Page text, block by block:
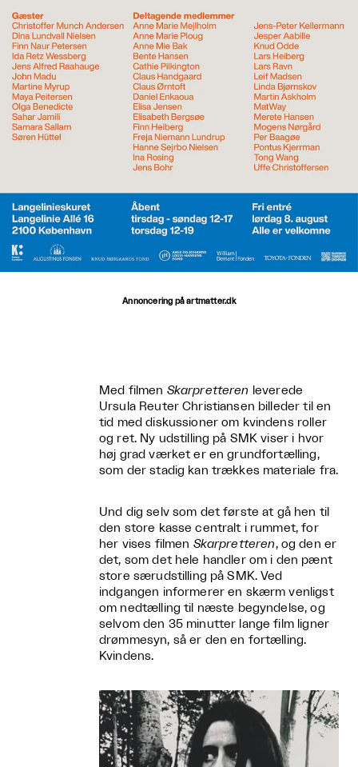
Annoncering på artmatter.dk
Med filmen Skarpretteren leverede
Ursula Reuter Christiansen billeder til en
tid med diskussioner om kvindens roller
og ret. Ny udstilling på SMK viser i hvor
høj grad værket er en grundfortælling,
som der stadig kan trækkes materiale fra.
Und dig selv som det første at gå hen til
den store kasse centralt i rummet, for
her vises filmen Skarpretteren, og den er
det, som det hele handler om i den pænt
store særudstilling på SMK. Ved
indgangen informerer en skærm venligst
om nedtælling til næste begyndelse, og
selvom den 35 minutter lange film ligner
drømmesyn, så er den en fortælling.
Kvindens.